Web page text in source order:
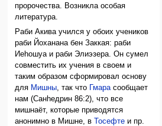
пророчества. Возникла особая
литература.
Раби Акива учился у обоих учеников
раби Йоханана бен Заккая: раби
Иеhошуа и раби Элиэзера. Он сумел
совместить их учения в своем и
таким образом сформировал основу
для Мишны, так что Гмарасообщает
нам (Санhедрин 86:2), что все
мишнаёт, которые приводятся
анонимно в Мишне, в
Тосефте и пр.